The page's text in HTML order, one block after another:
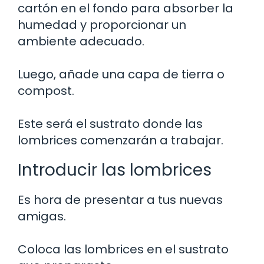
cartón en el fondo para absorber la
humedad y proporcionar un
ambiente adecuado.
Luego, añade una capa de tierra o
compost.
Este será el sustrato donde las
lombrices comenzarán a trabajar.
Introducir las lombrices
Es hora de presentar a tus nuevas
amigas.
Coloca las lombrices en el sustrato